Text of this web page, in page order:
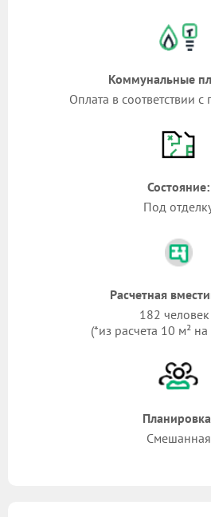
Коммунальные
Оплата в соответствии
Состояние:
Под
Расчетная
182
(*из расчета 10 м²
Смешанная